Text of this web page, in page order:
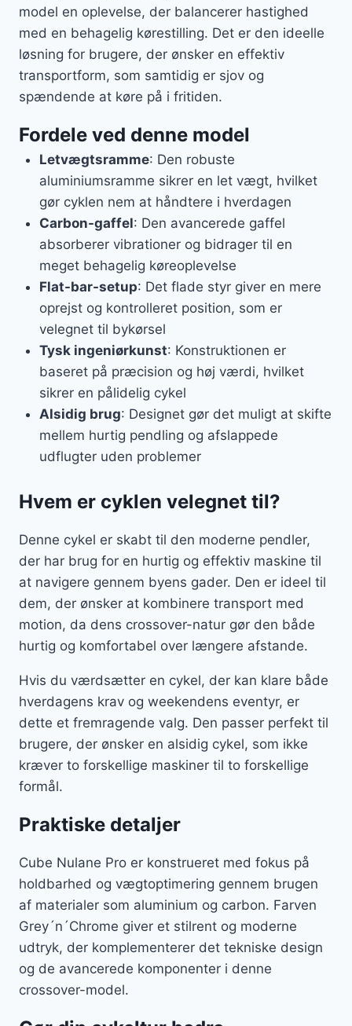
model en oplevelse, der balancerer hastighed
med en behagelig kørestilling. Det er den ideelle
løsning for brugere, der ønsker en effektiv
transportform, som samtidig er sjov og
spændende at køre på i fritiden.
Fordele ved denne model
Letvægtsramme: Den robuste
aluminiumsramme sikrer en let vægt, hvilket
gør cyklen nem at håndtere i hverdagen
Carbon-gaffel: Den avancerede gaffel
absorberer vibrationer og bidrager til en
meget behagelig køreoplevelse
Flat-bar-setup: Det flade styr giver en mere
oprejst og kontrolleret position, som er
velegnet til bykørsel
Tysk ingeniørkunst: Konstruktionen er
baseret på præcision og høj værdi, hvilket
sikrer en pålidelig cykel
Alsidig brug: Designet gør det muligt at skifte
mellem hurtig pendling og afslappede
udflugter uden problemer
Hvem er cyklen velegnet til?
Denne cykel er skabt til den moderne pendler,
der har brug for en hurtig og effektiv maskine til
at navigere gennem byens gader. Den er ideel til
dem, der ønsker at kombinere transport med
motion, da dens crossover-natur gør den både
hurtig og komfortabel over længere afstande.
Hvis du værdsætter en cykel, der kan klare både
hverdagens krav og weekendens eventyr, er
dette et fremragende valg. Den passer perfekt til
brugere, der ønsker en alsidig cykel, som ikke
kræver to forskellige maskiner til to forskellige
formål.
Praktiske detaljer
Cube Nulane Pro er konstrueret med fokus på
holdbarhed og vægtoptimering gennem brugen
af materialer som aluminium og carbon. Farven
Grey´n´Chrome giver et stilrent og moderne
udtryk, der komplementerer det tekniske design
og de avancerede komponenter i denne
crossover-model.